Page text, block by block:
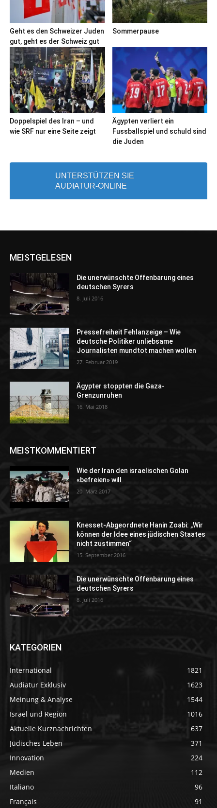
Geht es den Schweizer Juden
gut, geht es der Schweiz gut
Sommerpause
Doppelspiel des Iran – und
wie SRF nur eine Seite zeigt
Ägypten verliert ein
Fussballspiel und schuld sind
die Juden
UNTERSTÜTZEN SIE
AUDIATUR-ONLINE
MEISTGELESEN
Die unerwünschte Offenbarung eines
deutschen Syrers
8. Juli 2016
Pressefreiheit Fehlanzeige – Wie
deutsche Politiker unliebsame
Journalisten mundtot machen wollen
27. Februar 2019
Ägypter stoppten die Gaza-
Grenzunruhen
16. Mai 2018
MEISTKOMMENTIERT
Wie der Iran den israelischen Golan
«befreien» will
20. März 2017
Knesset-Abgeordnete Hanin Zoabi: „Wir
können der Idee eines jüdischen Staates
nicht zustimmen“
15. September 2016
Die unerwünschte Offenbarung eines
deutschen Syrers
8. Juli 2016
KATEGORIEN
International
1821
Audiatur Exklusiv
1623
Meinung & Analyse
1544
Israel und Region
1016
Aktuelle Kurznachrichten
637
Jüdisches Leben
371
Innovation
224
Medien
112
Italiano
96
Français
91